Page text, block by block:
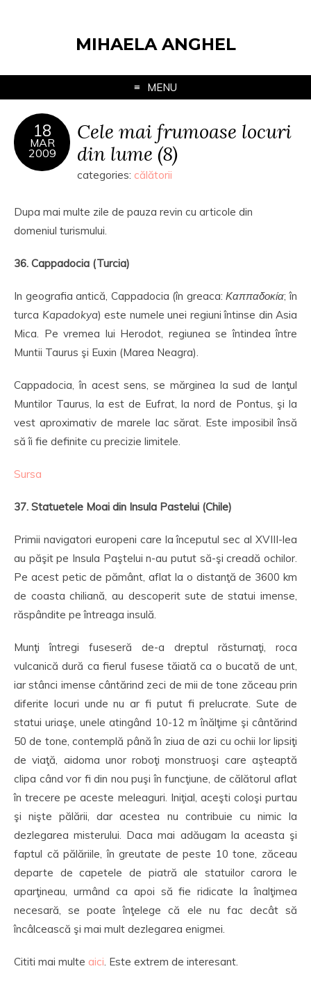
MIHAELA ANGHEL
MENU
18
MAR
2009
Cele mai frumoase locuri
din lume (8)
categories: călătorii
Dupa mai multe zile de pauza revin cu articole din
domeniul turismului.
36. Cappadocia (Turcia)
In geografia antică, Cappadocia (în greaca:Καππαδοκία; în
turca Kapadokya) este numele unei regiuni întinse din Asia
Mica. Pe vremea lui Herodot, regiunea se întindea între
Muntii Taurus şi Euxin (Marea Neagra).
Cappadocia, în acest sens, se mărginea la sud de lanţul
Muntilor Taurus, la est de Eufrat, la nord de Pontus, şi la
vest aproximativ de marele lac sărat. Este imposibil însă
să îi fie definite cu precizie limitele.
Sursa
37. Statuetele Moai din Insula Pastelui (Chile)
Primii navigatori europeni care la începutul sec al XVIII-lea
au păşit pe Insula Paştelui n-au putut să-şi creadă ochilor.
Pe acest petic de pământ, aflat la o distanţă de 3600 km
de coasta chiliană, au descoperit sute de statui imense,
răspândite pe întreaga insulă.
Munţi întregi fuseseră de-a dreptul răsturnaţi, roca
vulcanică dură ca fierul fusese tăiată ca o bucată de unt,
iar stânci imense cântărind zeci de mii de tone zăceau prin
diferite locuri unde nu ar fi putut fi prelucrate. Sute de
statui uriaşe, unele atingând 10-12 m înălţime şi cântărind
50 de tone, contemplă până în ziua de azi cu ochii lor lipsiţi
de viaţă, aidoma unor roboţi monstruoşi care aşteaptă
clipa când vor fi din nou puşi în funcţiune, de călătorul aflat
în trecere pe aceste meleaguri. Iniţial, aceşti coloşi purtau
şi nişte pălării, dar acestea nu contribuie cu nimic la
dezlegarea misterului. Daca mai adăugam la aceasta şi
faptul că pălăriile, în greutate de peste 10 tone, zăceau
departe de capetele de piatră ale statuilor carora le
aparţineau, urmând ca apoi să fie ridicate la înalţimea
necesară, se poate înţelege că ele nu fac decât să
încâlcească şi mai mult dezlegarea enigmei.
Cititi mai multe aici. Este extrem de interesant.